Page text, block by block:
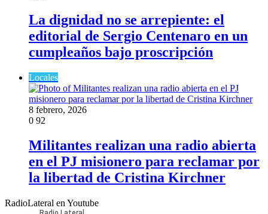
La dignidad no se arrepiente: el
editorial de Sergio Centenaro en un
cumpleaños bajo proscripción
Locales
8 febrero, 2026
0 92
Militantes realizan una radio abierta
en el PJ misionero para reclamar por
la libertad de Cristina Kirchner
RadioLateral en Youtube